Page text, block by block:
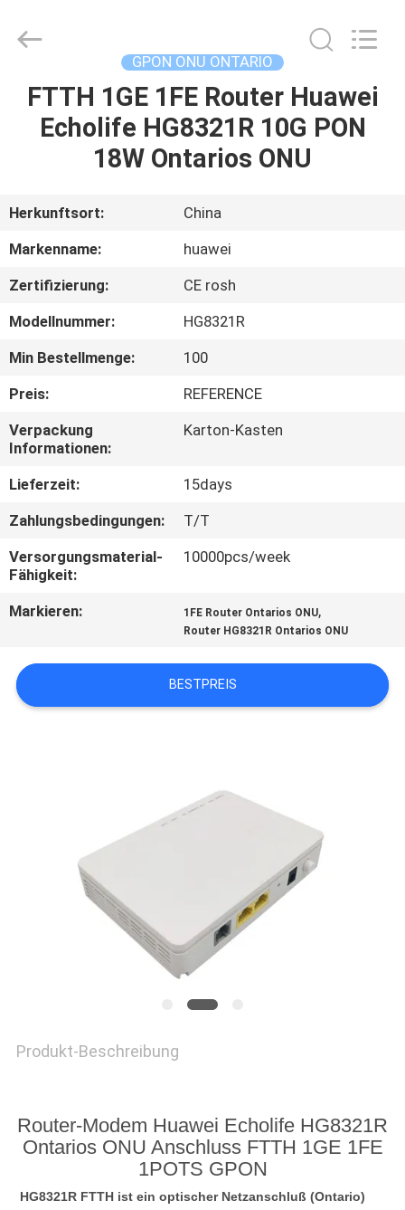
HAUS
PRODUKTE
ÜBER
UNS
FABRIK-
AUSFLUG
QUALITÄTSKONTROLLE
TRETEN
SIE
MIT
IN
VERBINDUNG
FORDERN
SIE
EIN
PRIVACY
POLICY
LIMITED.
GPON ONU ONTARIO
FTTH 1GE 1FE Router Huawei
Echolife HG8321R 10G PON
18W Ontarios ONU
Herkunftsort:
China
Markenname:
huawei
Zertifizierung:
CE rosh
Modellnummer:
HG8321R
Min Bestellmenge:
100
Preis:
REFERENCE
Verpackung
Informationen:
Karton-Kasten
Lieferzeit:
15days
Zahlungsbedingungen:
T/T
Versorgungsmaterial-
Fähigkeit:
10000pcs/week
Markieren: 1FE Router Ontarios ONU,
Router HG8321R Ontarios ONU
BESTPREIS
Produkt-Beschreibung
Router-Modem Huawei Echolife HG8321R
Ontarios ONU Anschluss FTTH 1GE 1FE
1POTS GPON
HG8321R FTTH ist ein optischer Netzanschluß (Ontario)